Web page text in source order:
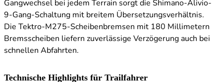
Gangwechsel bei jedem Terrain sorgt die Shimano-Alivio-
9-Gang-Schaltung mit breitem Übersetzungsverhältnis.
Die Tektro-M275-Scheibenbremsen mit 180 Millimetern
Bremsscheiben liefern zuverlässige Verzögerung auch bei
schnellen Abfahrten.
Technische Highlights für Trailfahrer